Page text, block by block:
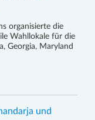
organisierte die
Wahllokale für die
Georgia, Maryland
und